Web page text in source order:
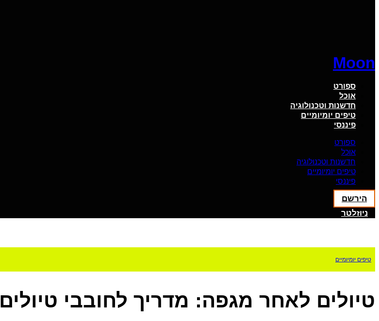
Moon
ספורט
אוכל
חדשנות וטכנולוגיה
טיפים יומיומיים
פיננסי
ספורט
אוכל
חדשנות וטכנולוגיה
טיפים יומיומיים
פיננסי
הירשם
ניוזלטר
טיפים יומיומיים
טיולים לאחר מגפה: מדריך לחובבי טיולים